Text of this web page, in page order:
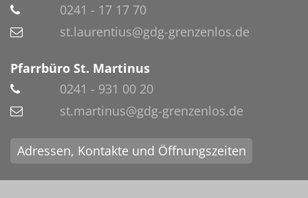
0241 - 17 17 70
st.laurentius@gdg-grenzenlos.de
Pfarrbüro St. Martinus
0241 - 931 00 20
st.martinus@gdg-grenzenlos.de
Adressen, Kontakte und Öffnungszeiten